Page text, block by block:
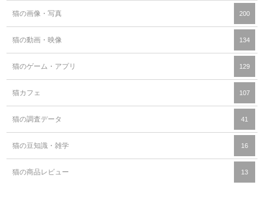
猫の画像・写真 200
猫の動画・映像 134
猫のゲーム・アプリ 129
猫カフェ 107
猫の調査データ 41
猫の豆知識・雑学 16
猫の商品レビュー 13